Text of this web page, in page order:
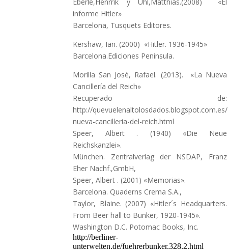
informe Hitler»
Barcelona, Tusquets Editores.
Kershaw, Ian. (2000) «Hitler. 1936-1945»
Barcelona.Ediciones Peninsula.
Morilla San José, Rafael. (2013). «La Nueva
Cancillería del Reich»
Recuperado de:
http://
nueva-cancilleria-del-reich.html
Speer, Albert . (1940) «Die Neue
Reichskanzlei».
München. Zentralverlag der NSDAP, Franz
Eher Nachf.,GmbH,
Speer, Albert . (2001) «Memorias».
Barcelona. Quaderns Crema S.A.,
Taylor, Blaine. (2007) «Hitler´s Headquarters.
From Beer hall to Bunker, 1920-1945».
Washington D.C. Potomac Books, Inc.
http://berliner-
unterwelten.de/fuehrerbunker.328.2.html